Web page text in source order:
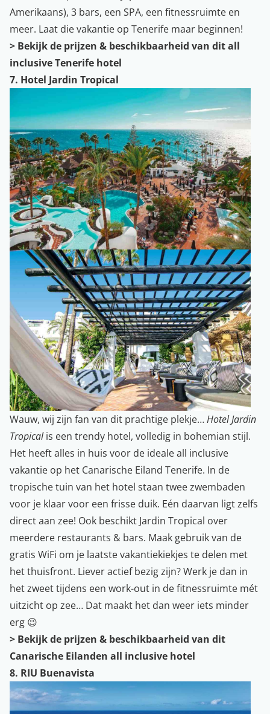
Amerikaans), 3 bars, een SPA, een fitnessruimte en
meer. Laat die vakantie op Tenerife maar beginnen!
> Bekijk de prijzen & beschikbaarheid van dit all
inclusive Tenerife hotel
7. Hotel Jardin Tropical
Wauw, wij zijn fan van dit prachtige plekje…Hotel Jardin
Tropicalis een trendy hotel, volledig in bohemian stijl.
Het heeft alles in huis voor de ideale all inclusive
vakantie op het Canarische Eiland Tenerife. In de
tropische tuin van het hotel staan twee zwembaden
voor je klaar voor een frisse duik. Eén daarvan ligt zelfs
direct aan zee! Ook beschikt Jardin Tropical over
meerdere restaurants & bars. Maak gebruik van de
gratis WiFi om je laatste vakantiekiekjes te delen met
het thuisfront. Liever actief bezig zijn? Werk je dan in
het zweet tijdens een work-out in de fitnessruimte mét
uitzicht op zee… Dat maakt het dan weer iets minder
erg 😉
> Bekijk de prijzen & beschikbaarheid van dit
Canarische Eilanden all inclusive hotel
8. RIU Buenavista